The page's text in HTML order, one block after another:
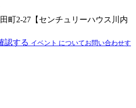
町2-27【センチュリーハウス川内
認する イベント についてお問い合わせす